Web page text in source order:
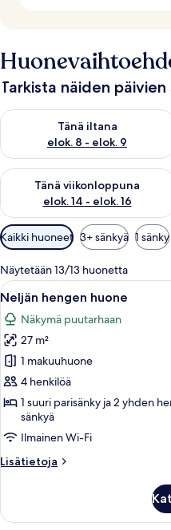
Tarkista näiden päivien
Tänä iltana
elok. 8 - elok. 9
Tarkista tämän illan saatavuus
Tänä viikonloppuna
elok. 14 - elok. 16
Tarkista tämän viikonlopun
Huoneille
saatavilla
olevia
suodattimia
Kaikki huoneet 3+ sänkyä 1 sänky
Näytetään 13/13 huonetta
Avaa
kaikki
huonetyypin
Neljän
hengen
huone
kuvat
3
Neljän hengen huone
Näkymä puutarhaan
27 m²
1 makuuhuone
4 henkilöä
1 suuri parisänky ja 2 yhden
sänkyä
Ilmainen Wi-Fi
Lisätietoja
Lisätietoja
huone